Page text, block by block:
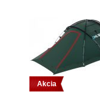
Akcia